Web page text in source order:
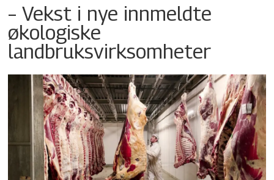
– Vekst i nye innmeldte
økologiske
landbruksvirksomheter